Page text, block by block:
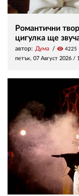
Романтични
цигулка ще
автор: Дума visibility 4225
петък, 07 Август 2026 /